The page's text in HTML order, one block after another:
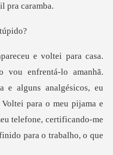
e alguns analgésicos, eu
para o meu pijama e